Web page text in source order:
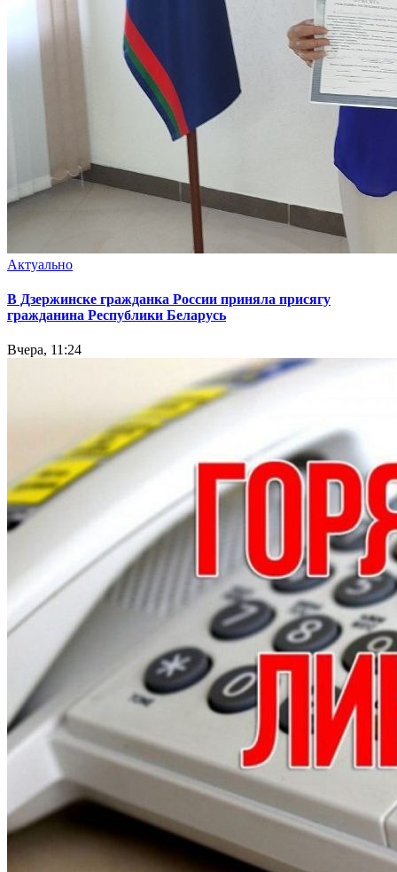
Актуально
В Дзержинске гражданка России приняла присягу
гражданина Республики Беларусь
Вчера, 11:24